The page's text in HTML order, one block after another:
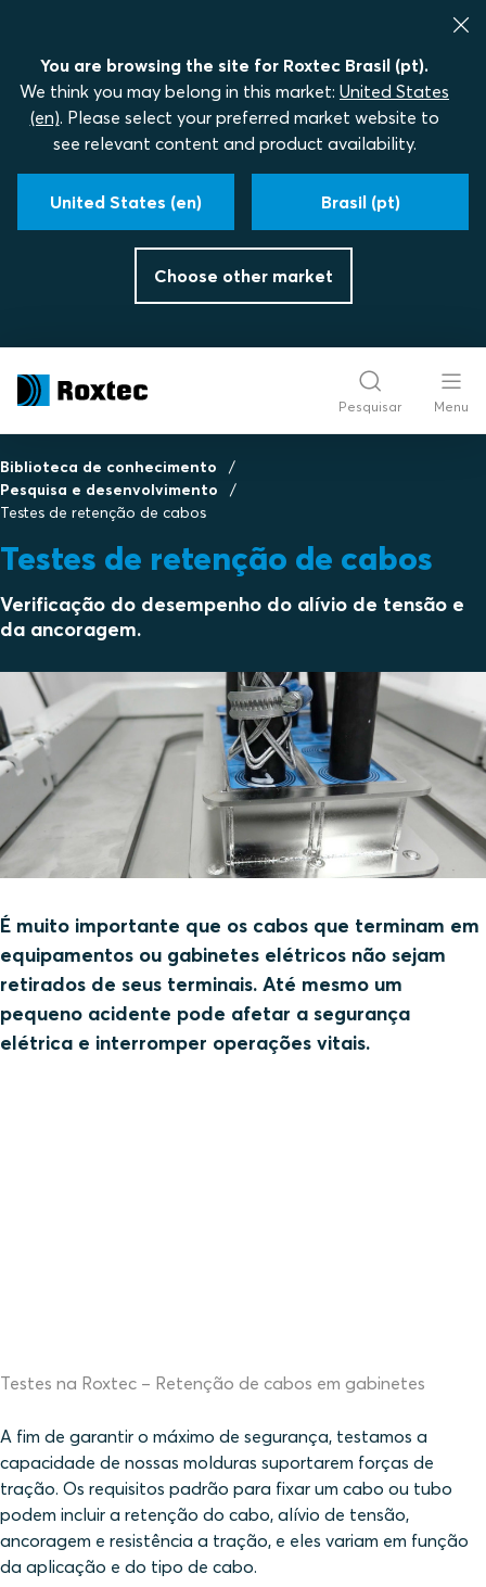
You are browsing the site for Roxtec Brasil (pt).
We think you may belong in this market: United States
(en). Please select your preferred market website to
see relevant content and product availability.
United States (en) Brasil (pt)
Choose other market
Pesquisar Menu
Biblioteca de conhecimento
Pesquisa e desenvolvimento
Testes de retenção de cabos
Testes de retenção de cabos
Verificação do desempenho do alívio de tensão e
da ancoragem.
É muito importante que os cabos que terminam em
equipamentos ou gabinetes elétricos não sejam
retirados de seus terminais. Até mesmo um
pequeno acidente pode afetar a segurança
elétrica e interromper operações vitais.
Testes na Roxtec – Retenção de cabos em gabinetes
A fim de garantir o máximo de segurança, testamos a
capacidade de nossas molduras suportarem forças de
tração. Os requisitos padrão para fixar um cabo ou tubo
podem incluir a retenção do cabo, alívio de tensão,
ancoragem e resistência a tração, e eles variam em função
da aplicação e do tipo de cabo.